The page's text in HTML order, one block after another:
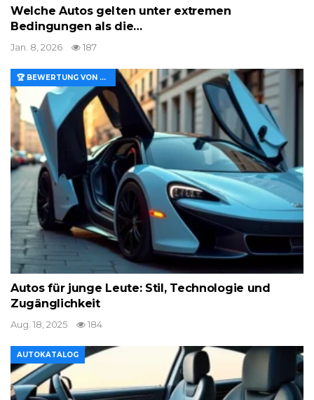
Welche Autos gelten unter extremen
Bedingungen als die…
Jan. 8, 2026 187
🏆 BEWERTUNG VON MERKMALEN UND WERT
Autos für junge Leute: Stil, Technologie und
Zugänglichkeit
Aug. 18, 2025 184
AUTOKATALOG